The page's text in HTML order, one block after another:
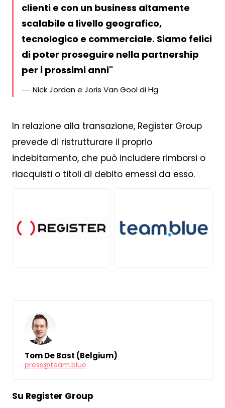
clienti e con un business altamente
scalabile a livello geografico,
tecnologico e commerciale. Siamo felici
di poter proseguire nella partnership
per i prossimi anni
Nick Jordan e Joris Van Gool di Hg
In relazione alla transazione, Register Group
prevede di ristrutturare il proprio
indebitamento, che può includere rimborsi o
riacquisti o titoli di debito emessi da esso.
Tom De Bast (Belgium)
press@team.blue
Su Register Group